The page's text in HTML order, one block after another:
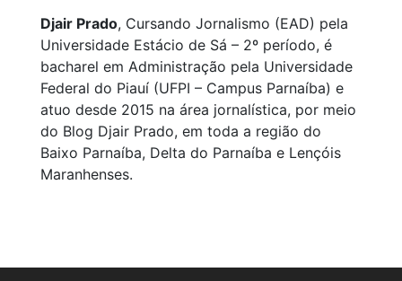
Djair Prado, Cursando Jornalismo (EAD) pela
Universidade Estácio de Sá – 2º período, é
bacharel em Administração pela Universidade
Federal do Piauí (UFPI – Campus Parnaíba) e
atuo desde 2015 na área jornalística, por meio
do Blog Djair Prado, em toda a região do
Baixo Parnaíba, Delta do Parnaíba e Lençóis
Maranhenses.